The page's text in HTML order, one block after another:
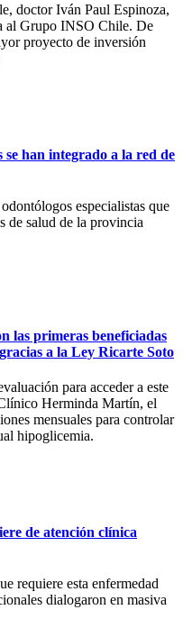
doctor Iván Paul Espinoza,
al Grupo INSO Chile. De
proyecto de inversión
se han integrado a la red de
especialistas que
de salud de la provincia
las primeras beneficiadas
a la Ley Ricarte Soto
para acceder a este
Herminda Martín, el
mensuales para controlar
hipoglicemia.
de atención clínica
requiere esta enfermedad
dialogaron en masiva